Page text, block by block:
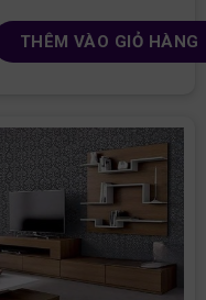
THÊM VÀO GIỎ HÀNG